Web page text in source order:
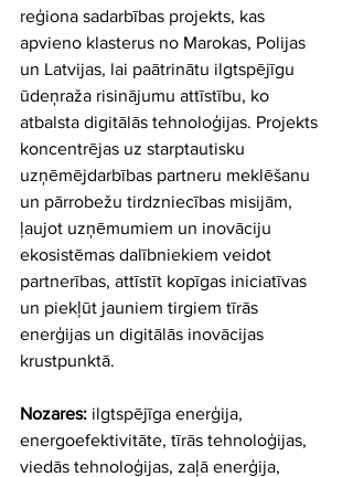
reģiona sadarbības projekts, kas
apvieno klasterus no Marokas, Polijas
un Latvijas, lai paātrinātu ilgtspējīgu
ūdeņraža risinājumu attīstību, ko
atbalsta digitālās tehnoloģijas. Projekts
koncentrējas uz starptautisku
uzņēmējdarbības partneru meklēšanu
un pārrobežu tirdzniecības misijām,
ļaujot uzņēmumiem un inovāciju
ekosistēmas dalībniekiem veidot
partnerības, attīstīt kopīgas iniciatīvas
un piekļūt jauniem tirgiem tīrās
enerģijas un digitālās inovācijas
krustpunktā.
Nozares: ilgtspējīga enerģija,
energoefektivitāte, tīrās tehnoloģijas,
viedās tehnoloģijas, zaļā enerģija,